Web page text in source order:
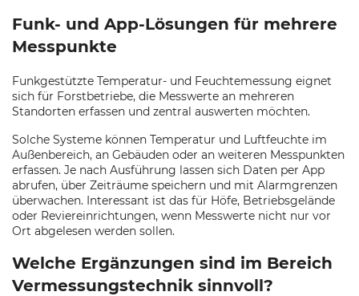
Funk- und App-Lösungen für mehrere
Messpunkte
Funkgestützte Temperatur- und Feuchtemessung eignet
sich für Forstbetriebe, die Messwerte an mehreren
Standorten erfassen und zentral auswerten möchten.
Solche Systeme können Temperatur und Luftfeuchte im
Außenbereich, an Gebäuden oder an weiteren Messpunkten
erfassen. Je nach Ausführung lassen sich Daten per App
abrufen, über Zeiträume speichern und mit Alarmgrenzen
überwachen. Interessant ist das für Höfe, Betriebsgelände
oder Reviereinrichtungen, wenn Messwerte nicht nur vor
Ort abgelesen werden sollen.
Welche Ergänzungen sind im Bereich
Vermessungstechnik sinnvoll?